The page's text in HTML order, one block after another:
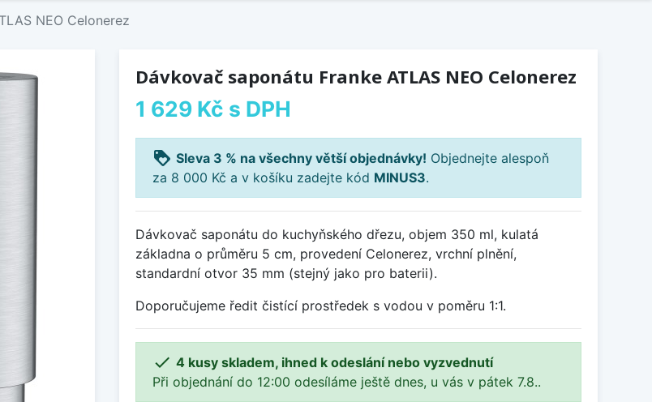
NEO Celonerez
Dávkovač saponátu Franke ATLAS NEO Celonerez
1 629 Kč s DPH
loyalty Sleva 3 % na všechny větší objednávky! Objednejte alespoň
za 8 000 Kč a v košíku zadejte kód MINUS3.
Dávkovač saponátu do kuchyňského dřezu, objem 350 ml, kulatá
základna o průměru 5 cm, provedení Celonerez, vrchní plnění,
standardní otvor 35 mm (stejný jako pro baterii).
Doporučujeme ředit čistící prostředek s vodou v poměru 1:1.
 4 kusy skladem, ihned k odeslání nebo vyzvednutí
Při objednání do 12:00 odesíláme ještě dnes, u vás v pátek 7.8..